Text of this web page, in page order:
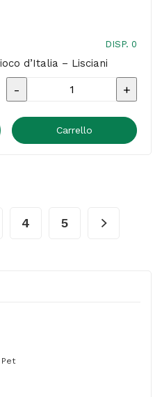
DISP. 0
d’Italia – Lisciani
I'm
Genius
Carrello
4 5